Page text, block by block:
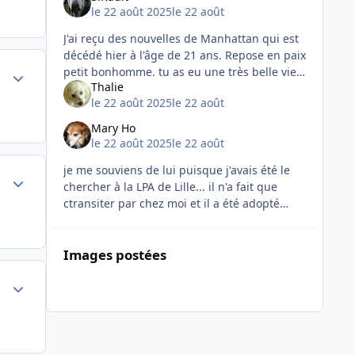
Author stats
Author stats
le 22 août 2025le 22 août
J'ai reçu des nouvelles de Manhattan qui est
décédé hier à l'âge de 21 ans. Repose en paix
petit bonhomme. tu as eu une très belle vie
auprès de ton adoptante. "Bonsoir, il y a 10-
11 ans j
Thalie
le 22 août 2025le 22 août
Mary Ho
le 22 août 2025le 22 août
je me souviens de lui puisque j'avais été le
chercher à la LPA de Lille... il n'a fait que
ctransiter par chez moi et il a été adopté
Images postées